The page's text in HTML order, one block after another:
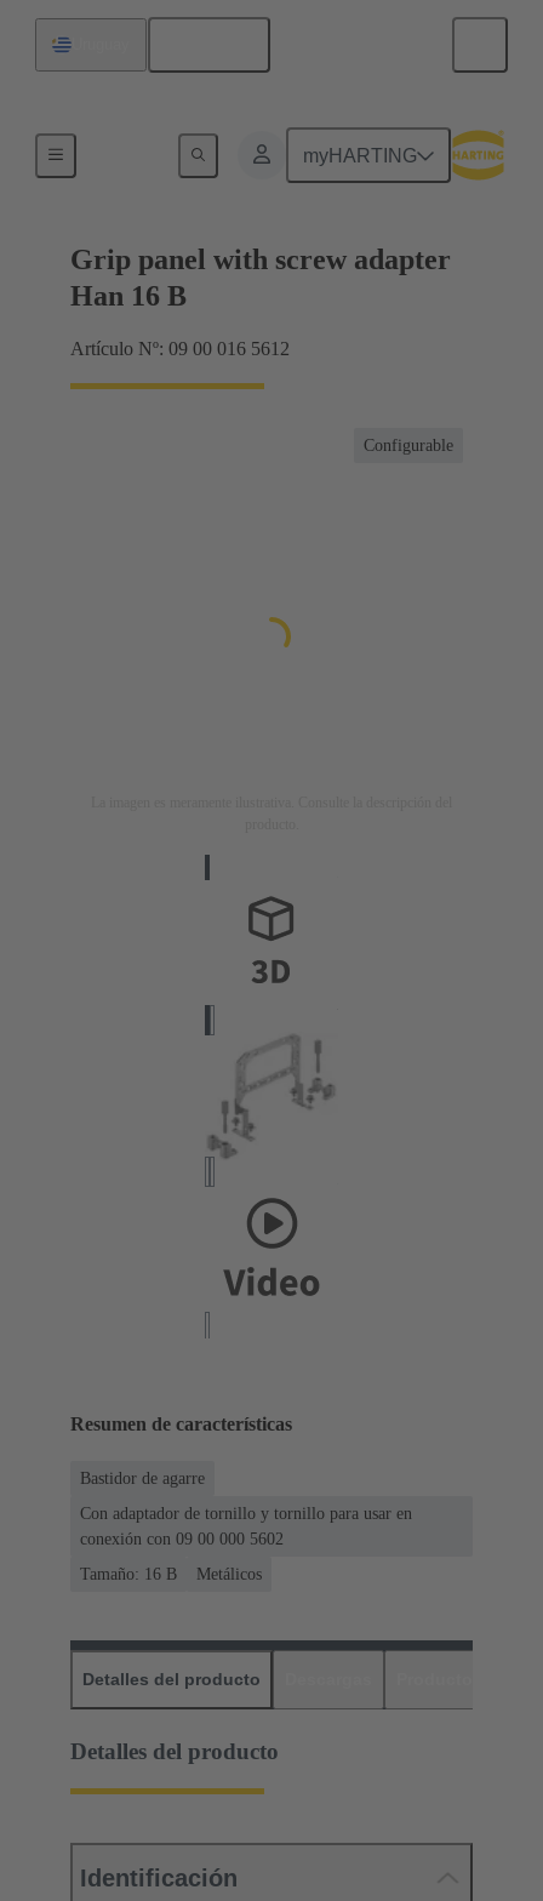
myHARTING
Grip panel with screw adapter
Han 16 B
Artículo Nº: 09 00 016 5612
Configurable
Resumen de características
Bastidor de agarre
Con adaptador de tornillo y tornillo para usar en
conexión con 09 00 000 5602
Tamaño: 16 B
Metálicos
Detalles del producto
Detalles del producto
Identificación